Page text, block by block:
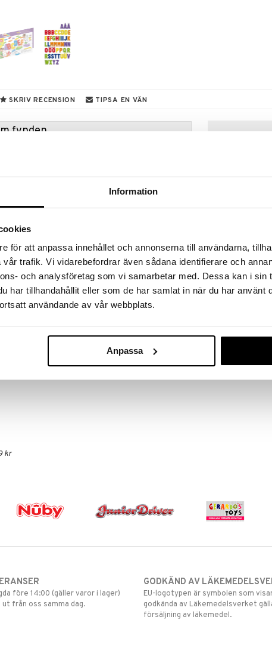
Information
för att anpassa innehållet och annonserna till användarna,
trafik. Vi vidarebefordrar även sådana identifierare och
och analysföretag som vi samarbetar med. Dessa kan i sin
har tillhandahållit eller som de har samlat in när du har använt
användande av vår webbplats.
Anpassa
SKRIV RECENSION TIPSA EN VÄN
fynden
fram till 31/8-2026, men var snabb - dina
och lärorika för små barn. Bokstäverna går
kan fästas, ex kylskåpet eller frysen.
kr
Quercetti
QUERCETTI
före 14:00 (gäller varor i lager)
från oss samma dag.
GODKÄND AV
EU-logotypen är symbolen som
godkända av Läkemedelsverket
försäljning av läkemedel.